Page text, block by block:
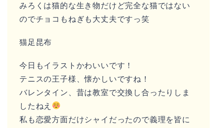
みろくは猫的な生き物だけど完全な猫ではない
のでチョコもねぎも大丈夫ですっ笑
猫足昆布
今日もイラストかわいいです！
テニスの王子様、懐かしいですね！
バレンタイン、昔は教室で交換し合ったりしま
したねえ
私も恋愛方面だけシャイだったので義理を皆に